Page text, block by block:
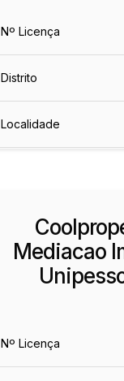
Nº Licença
Distrito
Localidade
Mediacao
Nº Licença